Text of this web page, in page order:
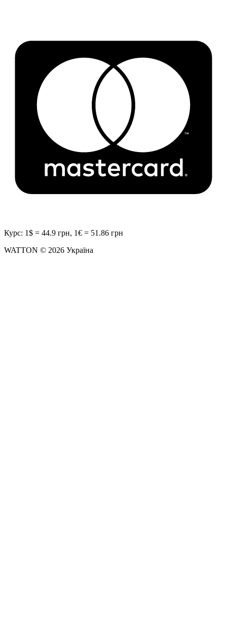
Курс: 1$ = 44.9 грн, 1€ = 51.86 грн
WATTON © 2026 Україна